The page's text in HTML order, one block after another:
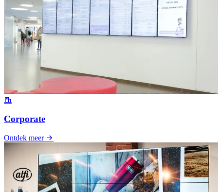
Corporate
Ontdek meer